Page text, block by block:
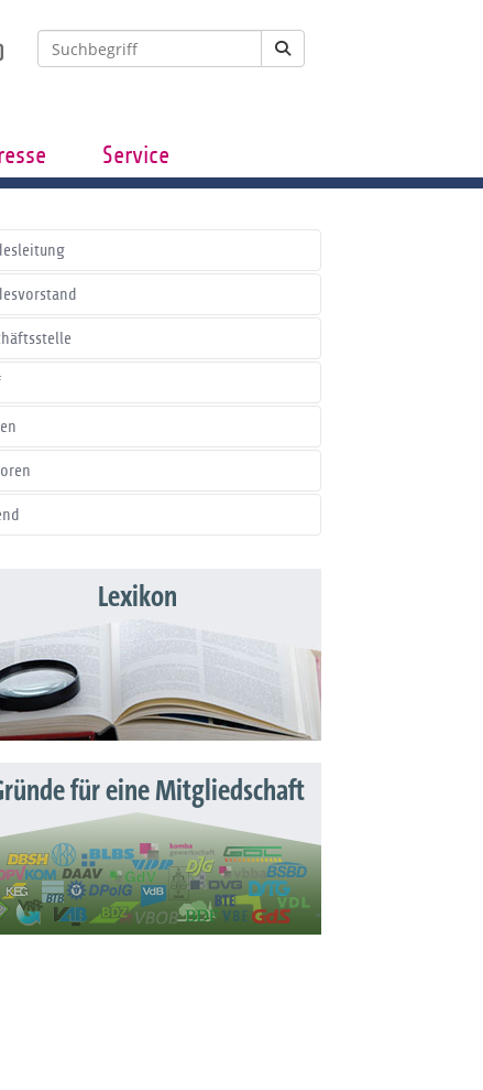
Service
Lexikon
für eine Mitgliedschaft